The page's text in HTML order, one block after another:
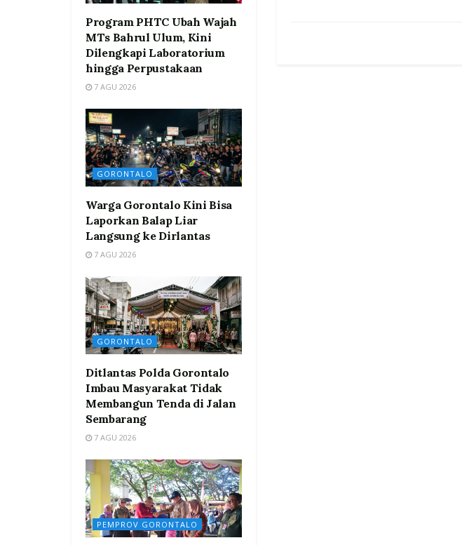
Program PHTC Ubah Wajah
MTs Bahrul Ulum, Kini
Dilengkapi Laboratorium
hingga Perpustakaan
7 AGU 2026
GORONTALO
Warga Gorontalo Kini Bisa
Laporkan Balap Liar
Langsung ke Dirlantas
7 AGU 2026
GORONTALO
Ditlantas Polda Gorontalo
Imbau Masyarakat Tidak
Membangun Tenda di Jalan
Sembarang
7 AGU 2026
PEMPROV GORONTALO